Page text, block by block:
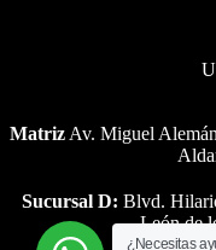
Matriz Av. Miguel
Sucursal D: Blvd.
León de
¿Necesitas